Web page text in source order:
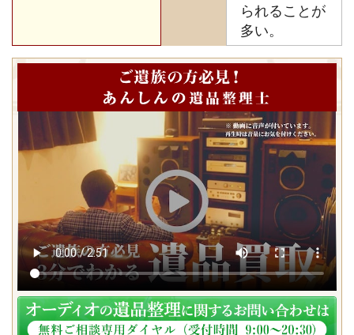
られることが
多い。